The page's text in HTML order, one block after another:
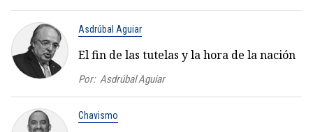
Asdrúbal Aguiar
El fin de las tutelas y la hora de la nación
Por: Asdrúbal Aguiar
Chavismo